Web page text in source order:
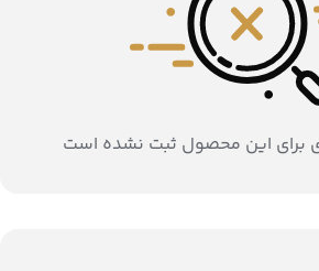
برای این محصول ثبت نشده است